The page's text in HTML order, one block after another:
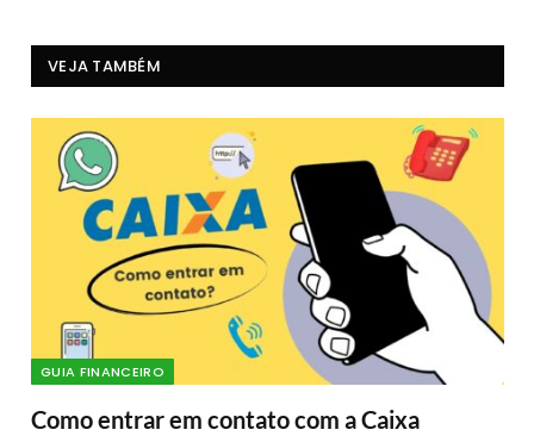
VEJA TAMBÉM
GUIA FINANCEIRO
Como entrar em contato com a Caixa